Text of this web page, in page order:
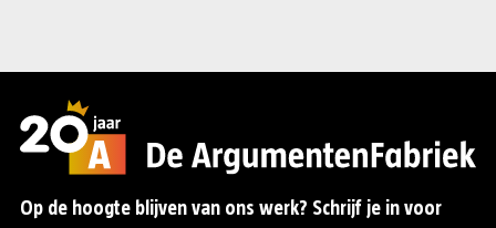
Op de hoogte blijven van ons werk? Schrijf je in voor